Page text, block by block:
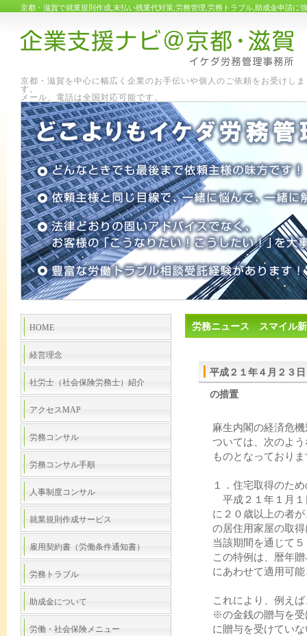
京都・滋賀で就業規則作成,未払い残業代対策,労務管理,労務トラブル,助成金申請に
京都・滋賀を中心に幅広く企業のお手伝いや個人のご依頼をお受けしま
す
メール、電話は全国対応可能です。
労務ニュース スマイル
平成２１年４月２３
の措置
麻生内閣の経済危
ついては、次のよう
ものとなっており
１．住宅取得のた
平成２１年１月１
に２０歳以上の者
の居住用家屋の取
当該期間を通じて
この特例は、暦年
にあわせて適用可
これにより、例え
※の金銭の贈与を受
に贈与を受けてい
HOME
経営理念
社労士（社会保険労務士）紹介
アクセスMAP
労務コンサル
労務コンサル手順
人事制度コンサル
就業規則作成サービス
雇用契約書（労働条件通知書）
労務トラブル
助成金について
労働・社会保険メニュー